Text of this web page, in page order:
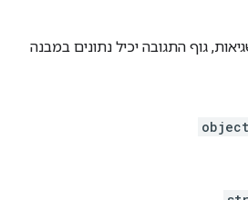
גוף התגובה יכיל נתונים במבנה